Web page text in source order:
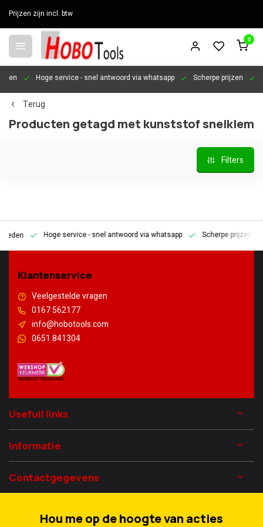
Prijzen zijn incl. btw
0
Hoge service- snel antwoord via whatsapp Scherpe prijzen
Terug
Producten getagd met kunststof snelklem
Filters
Hoge service- snel antwoord via whatsapp Scherpe prijzen
Klantenservice
Veelgestelde vragen
0167 562177
info@hobotools.com
0651 841304
Usefull links
Informatie
Contactgegevens
Hou me op de hoogte van acties